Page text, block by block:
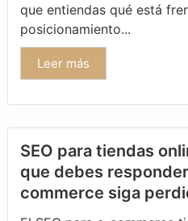
que entiendas qué está
posicionamiento...
Leer más
SEO para tiendas
que debes
commerce siga